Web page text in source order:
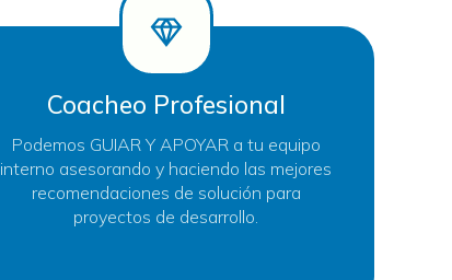
Coacheo Profesional
Podemos GUIAR Y APOYAR a tu equipo
interno asesorando y haciendo las mejores
recomendaciones de solución para
proyectos de desarrollo.